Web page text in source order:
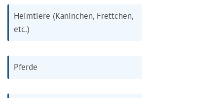
Heimtiere (Kaninchen, Frettchen,
etc.)
Pferde